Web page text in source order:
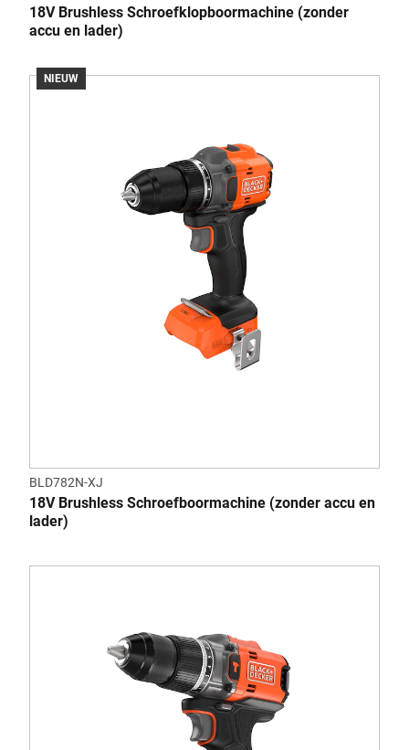
18V Brushless Schroefklopboormachine (zonder
accu en lader)
NIEUW
BLD782N-XJ
18V Brushless Schroefboormachine (zonder accu en
lader)